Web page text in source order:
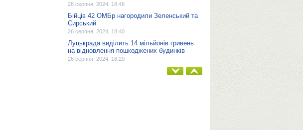
26 серпня, 2024, 18:46
Бійців 42 ОМБр нагородили Зеленський та
Сирський
26 серпня, 2024, 18:40
Луцькрада виділить 14 мільйонів гривень
на відновлення пошкоджених будинків
26 серпня, 2024, 18:20